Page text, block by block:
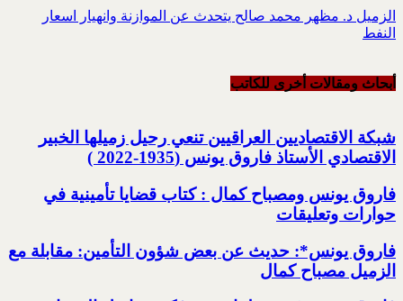
الزميل د. مظهر محمد صالح يتحدث عن الموازنة وانهيار اسعار
النفط
أبحاث ومقالات أخرى للکاتب
شبكة الاقتصاديين العراقيين تنعي رحيل زميلها الخبير
الاقتصادي الأستاذ فاروق يونس (1935-2022 )
فاروق يونس ومصباح كمال : كتاب قضايا تأمينية في
حوارات وتعليقات
فاروق يونس*: حديث عن بعض شؤون التأمين: مقابلة مع
الزميل مصباح كمال